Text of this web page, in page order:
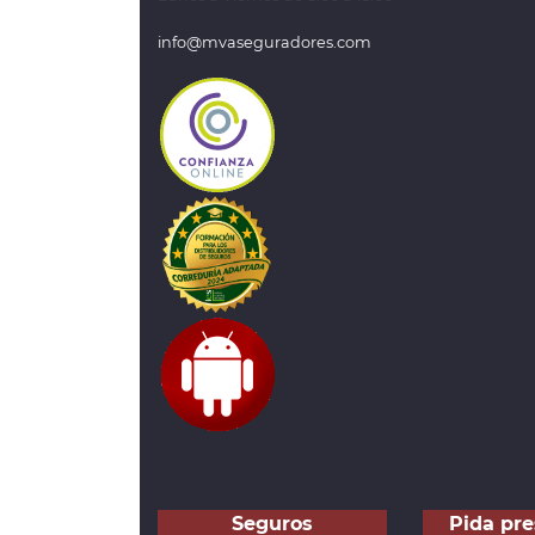
info@mvaseguradores.com
Seguros Pida